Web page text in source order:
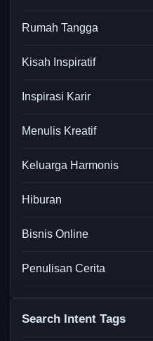
Rumah Tangga
Kisah Inspiratif
Inspirasi Karir
Menulis Kreatif
Keluarga Harmonis
Hiburan
Bisnis Online
Penulisan Cerita
Search Intent Tags